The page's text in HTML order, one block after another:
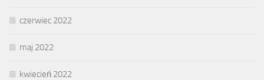
czerwiec 2022
maj 2022
kwiecień 2022